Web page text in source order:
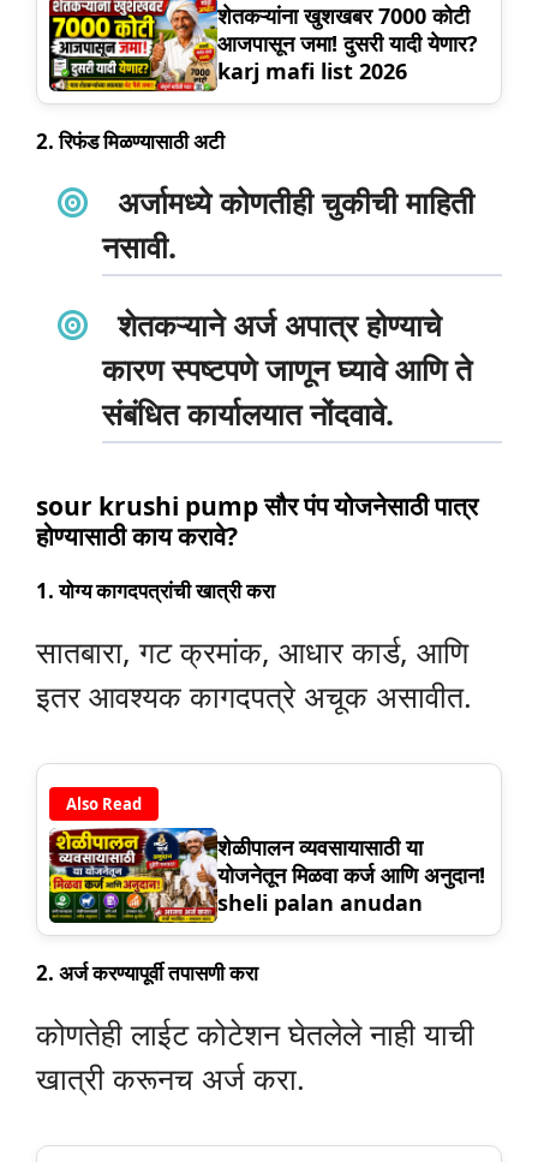
शेतकऱ्यांना खुशखबर 7000 कोटी
आजपासून जमा! दुसरी यादी येणार?
karj mafi list 2026
2.रिफंड मिळण्यासाठी अटी
अर्जामध्ये कोणतीही चुकीची माहिती
नसावी.
शेतकऱ्याने अर्ज अपात्र होण्याचे
कारण स्पष्टपणे जाणून घ्यावे आणि ते
संबंधित कार्यालयात नोंदवावे.
sour krushi pump सौर पंप योजनेसाठी पात्र
होण्यासाठी काय करावे?
1.योग्य कागदपत्रांची खात्री करा
सातबारा, गट क्रमांक, आधार कार्ड, आणि
इतर आवश्यक कागदपत्रे अचूक असावीत.
Also Read
शेळीपालन व्यवसायासाठी या
योजनेतून मिळवा कर्ज आणि अनुदान!
sheli palan anudan
2. अर्ज करण्यापूर्वी तपासणी करा
कोणतेही लाईट कोटेशन घेतलेले नाही याची
खात्री करूनच अर्ज करा.